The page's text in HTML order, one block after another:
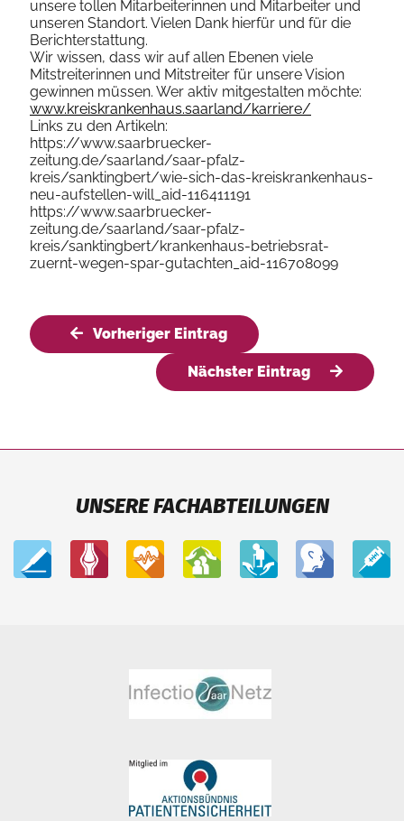
unsere tollen Mitarbeiterinnen und Mitarbeiter und
unseren Standort. Vielen Dank hierfür und für die
Berichterstattung.
Wir wissen, dass wir auf allen Ebenen viele
Mitstreiterinnen und Mitstreiter für unsere Vision
gewinnen müssen. Wer aktiv mitgestalten möchte:
www.kreiskrankenhaus.saarland/karriere/
Links zu den Artikeln:
https://www.saarbruecker-
zeitung.de/saarland/saar-pfalz-
kreis/sanktingbert/wie-sich-das-kreiskrankenhaus-
neu-aufstellen-will_aid-116411191
https://www.saarbruecker-
zeitung.de/saarland/saar-pfalz-
kreis/sanktingbert/krankenhaus-betriebsrat-
zuernt-wegen-spar-gutachten_aid-116708099
Vorheriger Eintrag
Nächster Eintrag
UNSERE FACHABTEILUNGEN